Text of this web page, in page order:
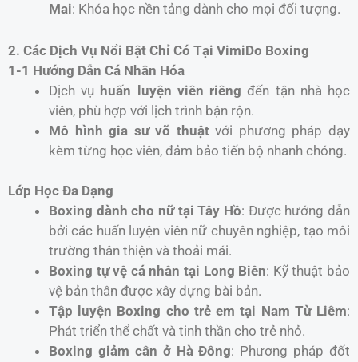
Mai: Khóa học nền tảng dành cho mọi đối tượng.
2. Các Dịch Vụ Nổi Bật Chỉ Có Tại VimiDo Boxing
1-1 Hướng Dẫn Cá Nhân Hóa
Dịch vụ huấn luyện viên riêng đến tận nhà học
viên, phù hợp với lịch trình bận rộn.
Mô hình gia sư võ thuậtvới phương pháp dạy
kèm từng học viên, đảm bảo tiến bộ nhanh chóng.
Lớp Học Đa Dạng
Boxing dành cho nữ tại Tây Hồ: Được hướng dẫn
bởi các huấn luyện viên nữ chuyên nghiệp, tạo môi
trường thân thiện và thoải mái.
Boxing tự vệ cá nhân tại Long Biên: Kỹ thuật bảo
vệ bản thân được xây dựng bài bản.
Tập luyện Boxing cho trẻ em tại Nam Từ Liêm:
Phát triển thể chất và tinh thần cho trẻ nhỏ.
Boxing giảm cân ở Hà Đông: Phương pháp đốt